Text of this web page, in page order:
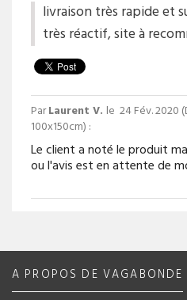
livraison très rapide et
très réactif, site à
ParLaurent V. le 24 Fév. 2020 (
100x150cm) :
Le client a noté le produit
ou l'avis est en attente de
A PROPOS DE VAGABONDE